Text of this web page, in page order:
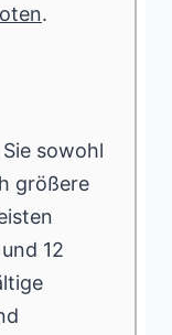
.
sowohl
größere
12